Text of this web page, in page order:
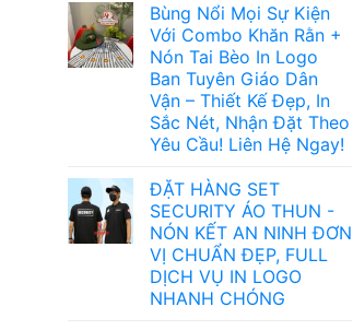
Bùng Nổi Mọi Sự Kiện
Với Combo Khăn Rằn +
Nón Tai Bèo In Logo
Ban Tuyên Giáo Dân
Vận – Thiết Kế Đẹp, In
Sắc Nét, Nhận Đặt Theo
Yêu Cầu! Liên Hệ Ngay!
ĐẶT HÀNG SET
SECURITY ÁO THUN -
NÓN KẾT AN NINH ĐƠN
VỊ CHUẨN ĐẸP, FULL
DỊCH VỤ IN LOGO
NHANH CHÓNG